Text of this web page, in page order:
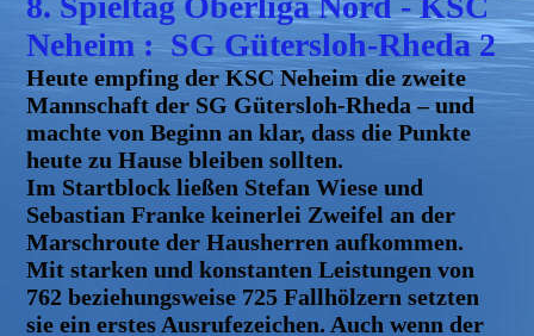
Neheim : SG Gütersloh-Rheda 2
Heute empfing der KSC Neheim die zweite
Mannschaft der SG Gütersloh-Rheda – und
machte von Beginn an klar, dass die Punkte
heute zu Hause bleiben sollten.
Im Startblock ließen Stefan Wiese und
Sebastian Franke keinerlei Zweifel an der
Marschroute der Hausherren aufkommen.
Mit starken und konstanten Leistungen von
762 beziehungsweise 725 Fallhölzern setzten
sie ein erstes Ausrufezeichen. Auch wenn der